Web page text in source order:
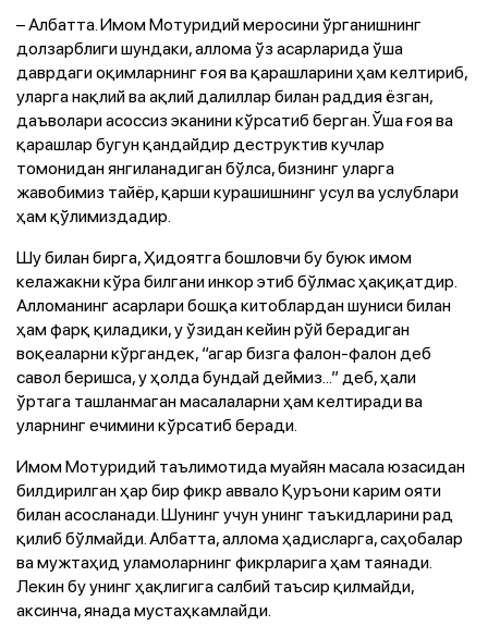
– Албатта. Имом Мотуридий меросини ўрганишнинг
долзарблиги шундаки, аллома ўз асарларида ўша
даврдаги оқимларнинг ғоя ва қарашларини ҳам келтириб,
уларга нақлий ва ақлий далиллар билан раддия ёзган,
даъволари асоссиз эканини кўрсатиб берган. Ўша ғоя ва
қарашлар бугун қандайдир деструктив кучлар
томонидан янгиланадиган бўлса, бизнинг уларга
жавобимиз тайёр, қарши курашишнинг усул ва услублари
ҳам қўлимиздадир.
Шу билан бирга, Ҳидоятга бошловчи бу буюк имом
келажакни кўра билгани инкор этиб бўлмас ҳақиқатдир.
Алломанинг асарлари бошқа китоблардан шуниси билан
ҳам фарқ қиладики, у ўзидан кейин рўй берадиган
воқеаларни кўргандек, “агар бизга фалон-фалон деб
савол беришса, у ҳолда бундай деймиз...” деб, ҳали
ўртага ташланмаган масалаларни ҳам келтиради ва
уларнинг ечимини кўрсатиб беради.
Имом Мотуридий таълимотида муайян масала юзасидан
билдирилган ҳар бир фикр аввало Қуръони карим ояти
билан асосланади. Шунинг учун унинг таъкидларини рад
қилиб бўлмайди. Албатта, аллома ҳадисларга, саҳобалар
ва мужтаҳид уламоларнинг фикрларига ҳам таянади.
Лекин бу унинг ҳақлигига салбий таъсир қилмайди,
аксинча, янада мустаҳкамлайди.